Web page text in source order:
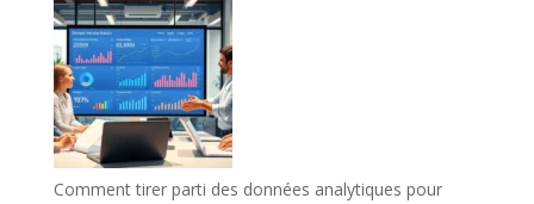
Comment tirer parti des données analytiques pour